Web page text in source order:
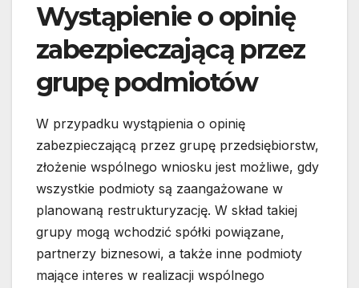
Wystąpienie o opinię
zabezpieczającą przez
grupę podmiotów
W przypadku wystąpienia o opinię
zabezpieczającą przez grupę przedsiębiorstw,
złożenie wspólnego wniosku jest możliwe, gdy
wszystkie podmioty są zaangażowane w
planowaną restrukturyzację. W skład takiej
grupy mogą wchodzić spółki powiązane,
partnerzy biznesowi, a także inne podmioty
mające interes w realizacji wspólnego